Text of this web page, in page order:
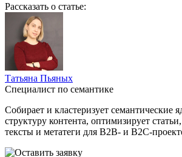
Рассказать о статье:
Татьяна Пьяных
Специалист по семантике
Собирает и кластеризует семантические
структуру контента, оптимизирует
тексты и метатеги для B2B- и B2C-